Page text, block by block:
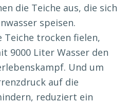
die Teiche aus, die sich
speisen.
Teiche trocken fielen,
9000 Liter Wasser den
Und um
auf die
reduziert ein